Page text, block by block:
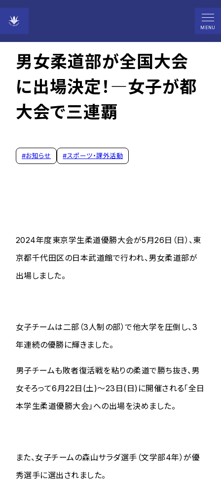
MENU
2024年05月31日
男女柔道部が全国大会
に出場決定！―女子が都
大会で三連覇
#お知らせ #スポーツ・課外活動
2024年度東京学生柔道優勝大会が5月26日（日）、東
京都千代田区の日本武道館で行われ、男女柔道部が
出場しました。
女子チームは二部（3人制の部）で他大学を圧倒し、3
年連続の優勝に輝きました。
男子チームも敗者復活戦を粘りの柔道で勝ち抜き、男
女そろって6月22日(土)～23日(日)に開催される「全日
本学生柔道優勝大会」への出場を決めました。
また、女子チームの森山サラダ選手（文学部4年）が優
秀選手に選出されました。